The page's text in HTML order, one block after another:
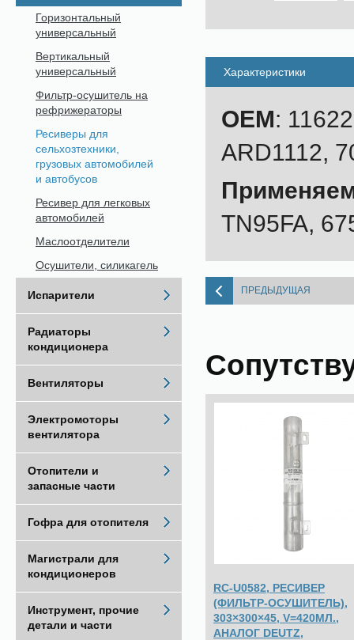
Характеристики
OEM:
ARD1112,
TN95FA,
ПРЕДЫДУЩАЯ
RC-U0582, РЕСИВЕР
(ФИЛЬТР-ОСУШИТЕЛЬ),
303×300×45, V=420МЛ.,
АНАЛОГ DEUTZ,
Горизонтальный
универсальный
Вертикальный
универсальный
Фильтр-осушитель на
рефрижераторы
Ресиверы для
сельхозтехники,
грузовых автомобилей
и автобусов
Ресивер для легковых
автомобилей
Маслоотделители
Осушители, силикагель
Испарители
Радиаторы
кондиционера
Вентиляторы
Электромоторы
вентилятора
Отопители и
запасные части
Гофра для отопителя
Магистрали для
кондиционеров
Инструмент, прочие
детали и части